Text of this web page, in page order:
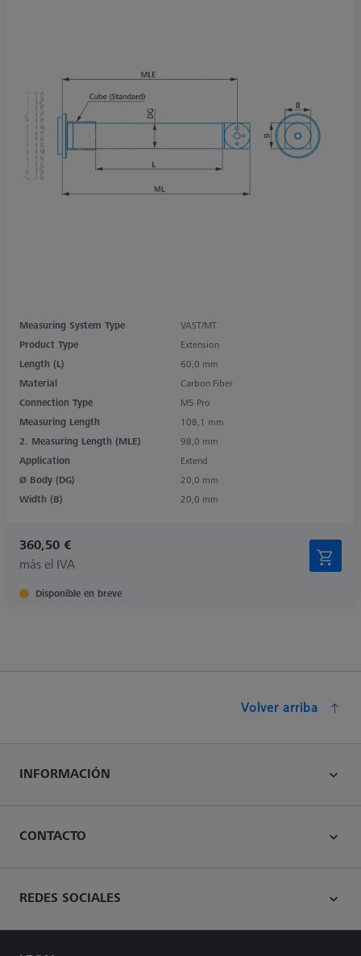
Measuring System Type
VAST/MT
Product Type
Extension
Length (L)
60,0 mm
Material
Carbon Fiber
Connection Type
M5 Pro
Measuring Length
108,1 mm
2. Measuring Length (MLE)
98,0 mm
Application
Extend
Ø Body (DG)
20,0 mm
Width (B)
20,0 mm
360,50 €
más el IVA
Disponible en breve
Volver arriba
INFORMACIÓN
CONTACTO
REDES SOCIALES